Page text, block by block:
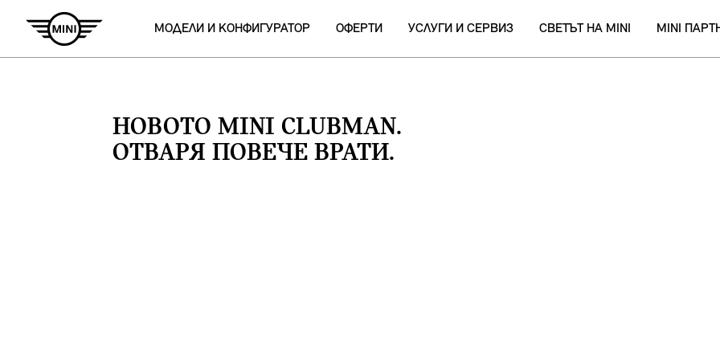
МОДЕЛИ И КОНФИГУРАТОР ОФЕРТИ УСЛУГИ И СЕРВИЗ СВЕТЪТ НА MINI MINI
НОВОТО MINI CLUBMAN.
ОТВАРЯ ПОВЕЧЕ ВРАТИ.